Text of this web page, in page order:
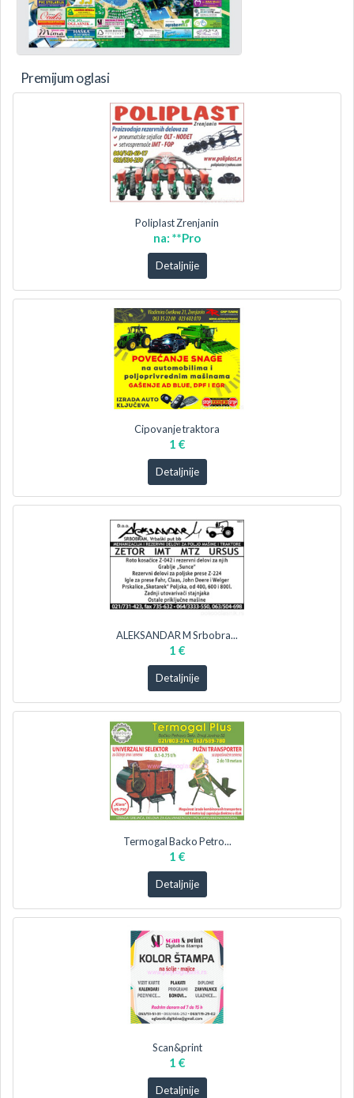
Premijum oglasi
Poliplast Zrenjanin
na: **Pro
Detaljnije
Cipovanje traktora
1 €
Detaljnije
ALEKSANDAR M Srbobra...
1 €
Detaljnije
Termogal Backo Petro...
1 €
Detaljnije
Scan&print
1 €
Detaljnije